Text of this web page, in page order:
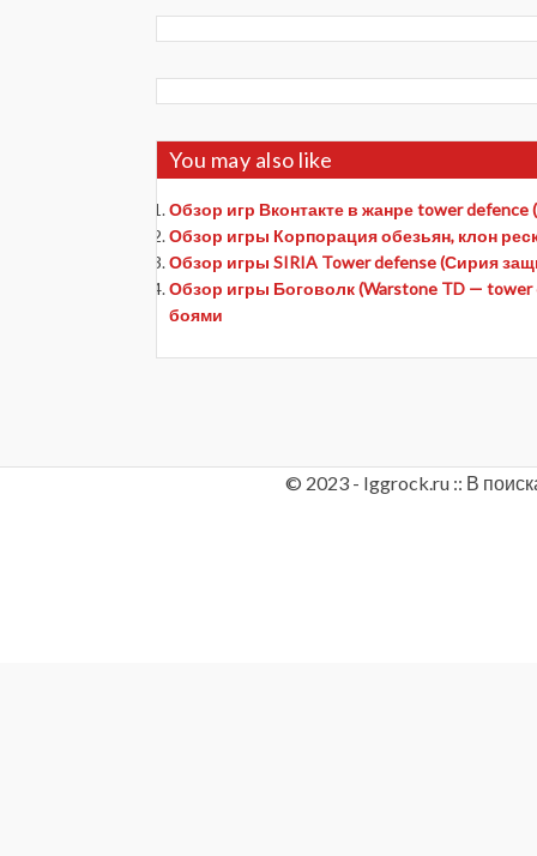
You may also like
Обзор игр Вконтакте в жанре tower defence
Обзор игры Корпорация обезьян, клон
Обзор игры SIRIA Tower defense (Сирия
Обзор игры Боговолк (Warstone TD —
боями
© 2023 - Iggrock.ru :: В